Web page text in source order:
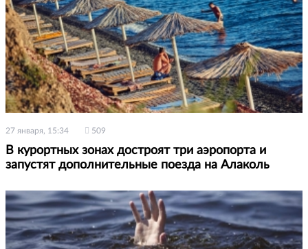
27 января, 15:34 509
В курортных зонах достроят три аэропорта и
запустят дополнительные поезда на Алаколь